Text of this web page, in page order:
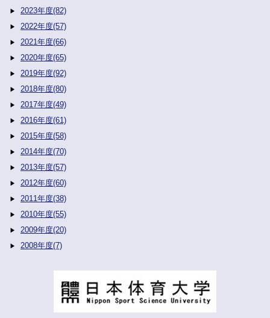
2023年度(82)
2022年度(57)
2021年度(66)
2020年度(65)
2019年度(92)
2018年度(80)
2017年度(49)
2016年度(61)
2015年度(58)
2014年度(70)
2013年度(57)
2012年度(60)
2011年度(38)
2010年度(55)
2009年度(20)
2008年度(7)